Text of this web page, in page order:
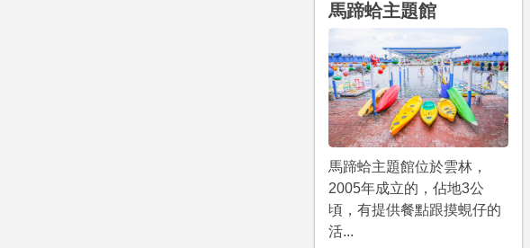
馬蹄蛤主題館
馬蹄蛤主題館位於雲林，
2005年成立的，佔地3公
頃，有提供餐點跟摸蜆仔的
活...